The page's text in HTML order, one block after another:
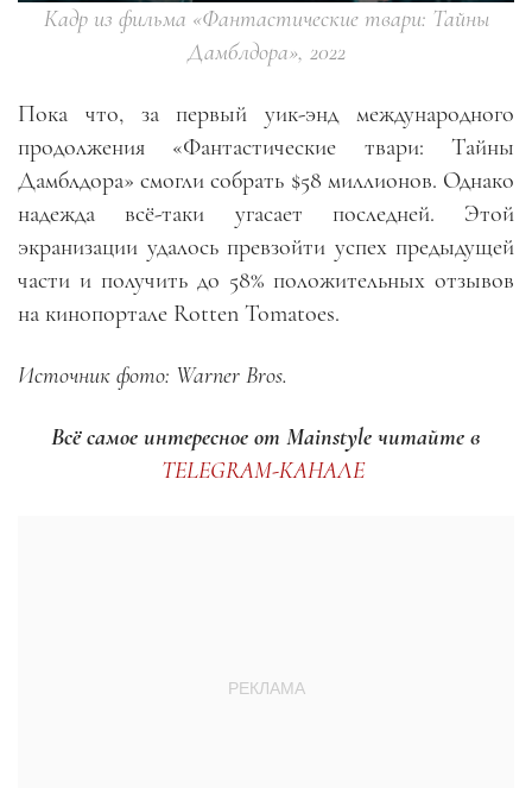
Кадр из фильма «Фантастические твари: Тайны
Дамблдора», 2022
Пока что, за первый уик-энд международного
продолжения «Фантастические твари: Тайны
Дамблдора» смогли собрать $58 миллионов. Однако
надежда всё-таки угасает последней. Этой
экранизации удалось превзойти успех предыдущей
части и получить до 58% положительных отзывов
на кинопортале Rotten Tomatoes.
Источник фото: Warner Bros.
Всё самое интересное от Mainstyle читайте в
TELEGRAM-КАНАЛЕ